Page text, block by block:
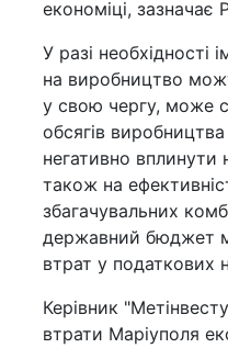
економіці, зазначає
У разі необхідності
на виробництво
у свою чергу, може
обсягів
негативно вплинути
також на
збагачувальних
державний бюджет
втрат у податкових
Керівник
втрати Маріуполя